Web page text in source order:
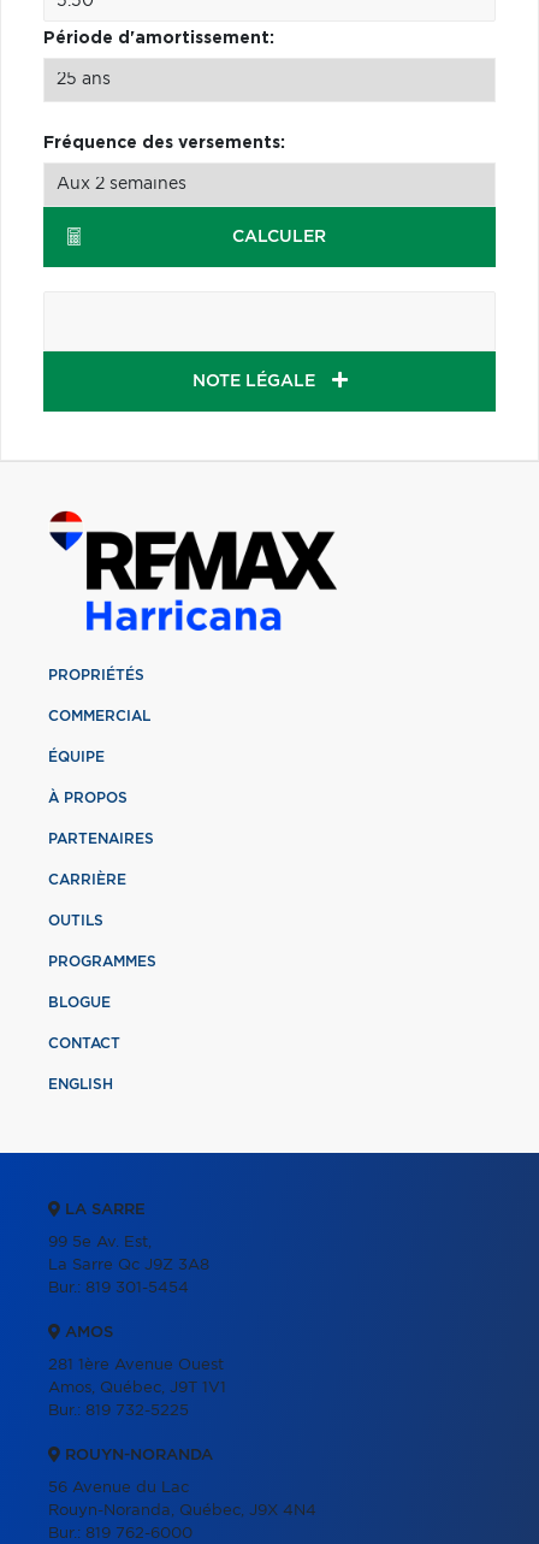
Période d'amortissement:
Fréquence des versements:
CALCULER
NOTE LÉGALE
PROPRIÉTÉS
COMMERCIAL
ÉQUIPE
À PROPOS
PARTENAIRES
CARRIÈRE
OUTILS
PROGRAMMES
BLOGUE
CONTACT
ENGLISH
LA SARRE
99 5e Av. Est,
La Sarre Qc J9Z 3A8
Bur.: 819 301-5454
AMOS
281 1ère Avenue Ouest
Amos, Québec, J9T 1V1
Bur.: 819 732-5225
ROUYN-NORANDA
56 Avenue du Lac
Rouyn-Noranda, Québec, J9X 4N4
Bur.: 819 762-6000